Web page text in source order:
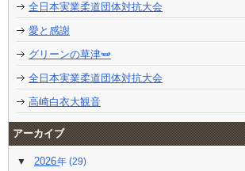
全日本実業柔道団体対抗大会
愛と感謝
グリーンの草津🫛
全日本実業柔道団体対抗大会
高崎白衣大観音
アーカイブ
2026 (29)